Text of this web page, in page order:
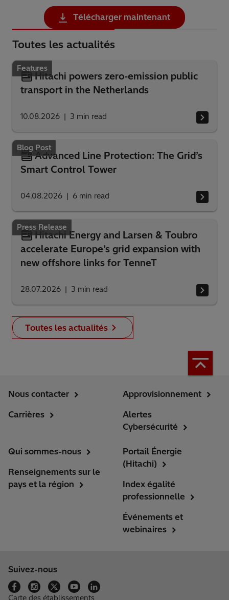
Télécharger maintenant
Toutes les actualités
Features
Hitachi powers zero‑emission public
transport in the Netherlands
10.08.2026 3 min read
Blog Post
Advanced Line Protection: The Grid’s
Smart Control Tower
04.08.2026 6 min read
Press Release
Hitachi Energy and Larsen & Toubro
accelerate Europe’s grid expansion with
new offshore links for TenneT
28.07.2026 3 min read
Toutes les actualités
Nous contacter
Carrières
Approvisionnement
Alertes
Cybersécurité
Qui sommes-nous
Renseignements sur le
pays et la région
Portail Énergie
(Hitachi)
Index égalité
professionnelle
Événements et
webinaires
Suivez-nous
Carte des établissements